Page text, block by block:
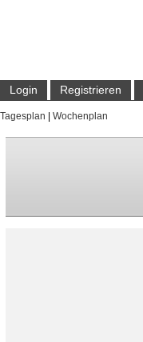
Login Registrieren
Tagesplan Wochenplan